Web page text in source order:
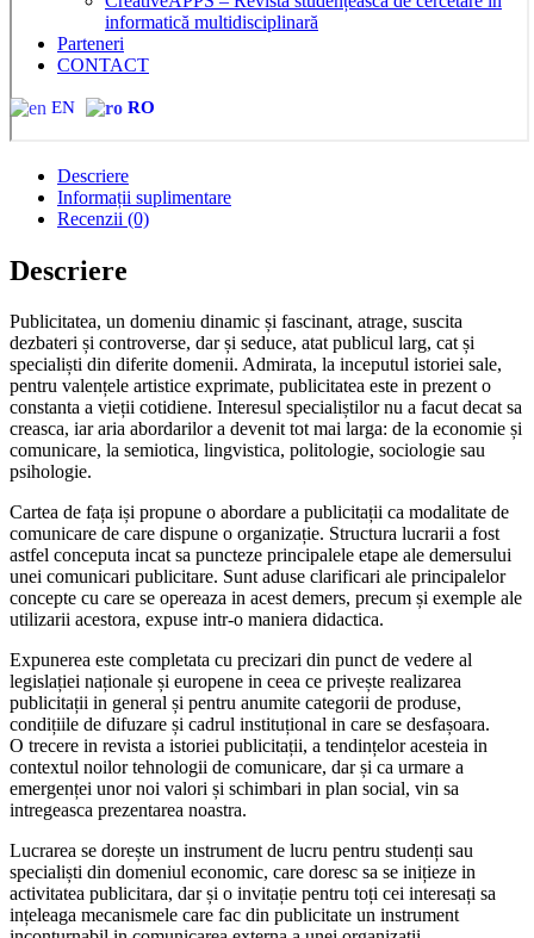
informatică multidisciplinară
Parteneri
CONTACT
EN RO
Descriere
Informații suplimentare
Recenzii (0)
Descriere
Publicitatea, un domeniu dinamic și fascinant, atrage, suscita
dezbateri și controverse, dar și seduce, atat publicul larg, cat și
specialiști din diferite domenii. Admirata, la inceputul istoriei sale,
pentru valențele artistice exprimate, publicitatea este in prezent o
constanta a vieții cotidiene. Interesul specialiștilor nu a facut decat sa
creasca, iar aria abordarilor a devenit tot mai larga: de la economie și
comunicare, la semiotica, lingvistica, politologie, sociologie sau
psihologie.
Cartea de fața iși propune o abordare a publicitații ca modalitate de
comunicare de care dispune o organizație. Structura lucrarii a fost
astfel conceputa incat sa puncteze principalele etape ale demersului
unei comunicari publicitare. Sunt aduse clarificari ale principalelor
concepte cu care se opereaza in acest demers, precum și exemple ale
utilizarii acestora, expuse intr-o maniera didactica.
Expunerea este completata cu precizari din punct de vedere al
legislației naționale și europene in ceea ce privește realizarea
publicitații in general și pentru anumite categorii de produse,
condițiile de difuzare și cadrul instituțional in care se desfașoara.
O trecere in revista a istoriei publicitații, a tendințelor acesteia in
contextul noilor tehnologii de comunicare, dar și ca urmare a
emergenței unor noi valori și schimbari in plan social, vin sa
intregeasca prezentarea noastra.
Lucrarea se dorește un instrument de lucru pentru studenți sau
specialiști din domeniul economic, care doresc sa se inițieze in
activitatea publicitara, dar și o invitație pentru toți cei interesați sa
ințeleaga mecanismele care fac din publicitate un instrument